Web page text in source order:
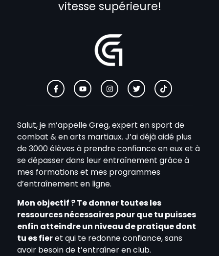
vitesse supérieure!
Salut, je m’appelle Greg, expert en sport de
combat & en arts martiaux. J’ai déjà aidé plus
de 3000 élèves à prendre confiance en eux et à
se dépasser dans leur entraînement grâce à
mes formations et mes programmes
d’entraînement en ligne.
Mon objectif ? Te donner toutes les
ressources nécessaires pour que tu puisses
enfin atteindre un niveau de pratique dont
tu es fieret qui te redonne confiance, sans
avoir besoin de t’entraîner en club.